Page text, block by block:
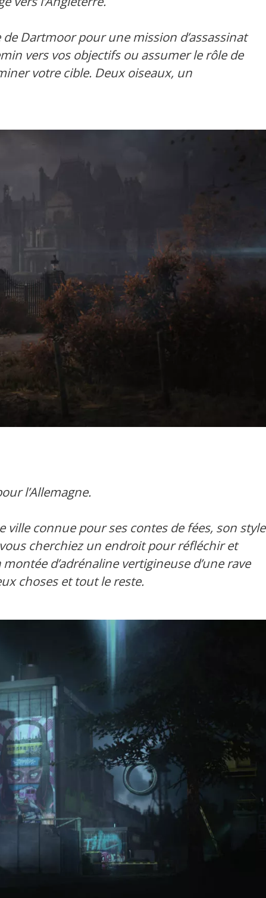
Dartmoor pour une mission d’assassinat
vers vos objectifs ou assumer le rôle de
votre cible. Deux oiseaux, un
l’Allemagne.
ville connue pour ses contes de fées, son style
cherchiez un endroit pour réfléchir et
d’adrénaline vertigineuse d’une rave
choses et tout le reste.